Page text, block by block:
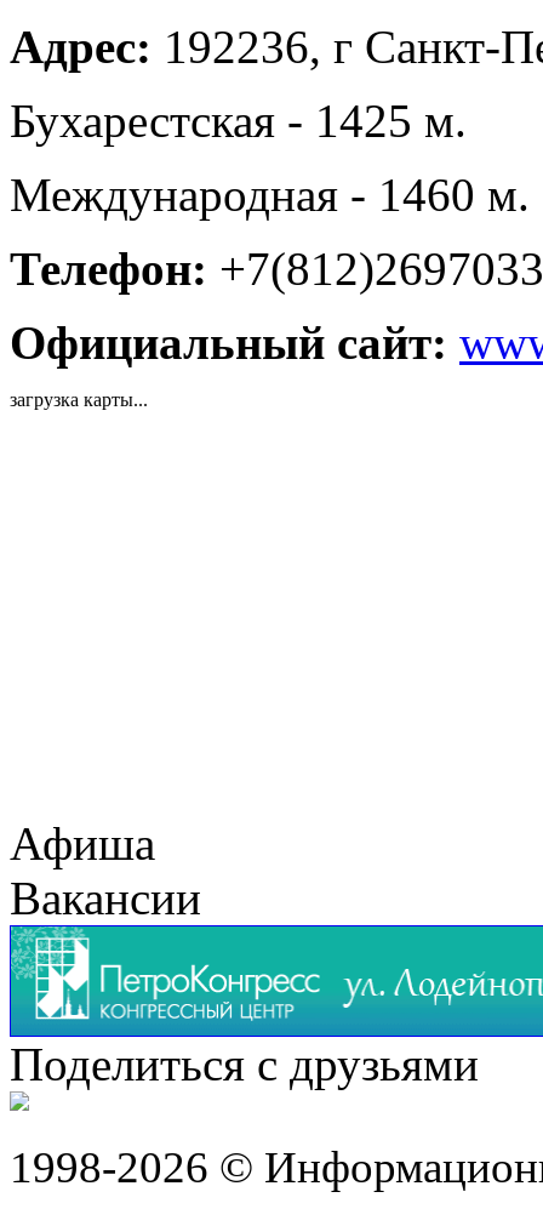
Адрес: 192236, г Санкт-
Бухарестская - 1425 м.
Международная - 1460 м.
Телефон: +7(812)2697033
Официальный сайт:
загрузка карты...
Афиша
Вакансии
Поделиться с друзьями
1998-2026 ©